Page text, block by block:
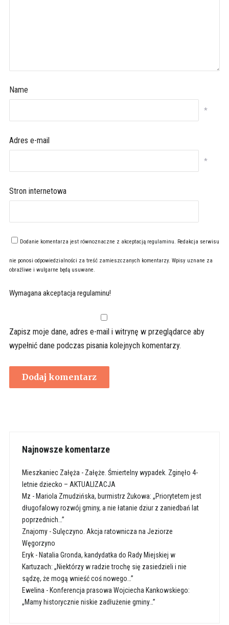
Name
*
Adres e-mail
*
Stron internetowa
Dodanie komentarza jest równoznaczne z akceptacją regulaminu. Redakcja serwisu
nie ponosi odpowiedzialności za treść zamieszczanych komentarzy. Wpisy uznane za
obraźliwe i wulgarne będą usuwane.
Wymagana akceptacja regulaminu!
Zapisz moje dane, adres e-mail i witrynę w przeglądarce aby
wypełnić dane podczas pisania kolejnych komentarzy.
Najnowsze komentarze
Mieszkaniec Załęża - Załęże. Śmiertelny wypadek. Zginęło 4-
letnie dziecko – AKTUALIZACJA
Mz - Mariola Zmudzińska, burmistrz Żukowa: „Priorytetem jest
długofalowy rozwój gminy, a nie łatanie dziur z zaniedbań lat
poprzednich…”
Znajomy-Sulęczyno. Akcja ratownicza na Jeziorze
Węgorzyno
Eryk- Natalia Gronda, kandydatka do Rady Miejskiej w
Kartuzach: „Niektórzy w radzie trochę się zasiedzieli i nie
sądzę, że mogą wnieść coś nowego…”
Ewelina - Konferencja prasowa Wojciecha Kankowskiego:
„Mamy historycznie niskie zadłużenie gminy…”